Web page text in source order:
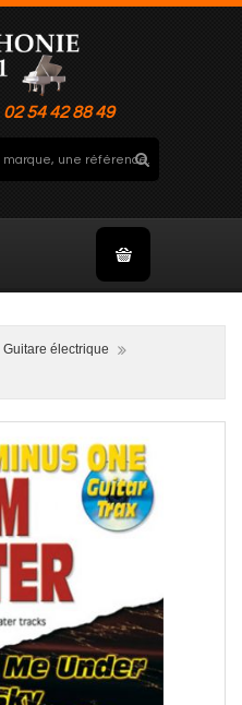
02 54 42 88 49
Guitare électrique